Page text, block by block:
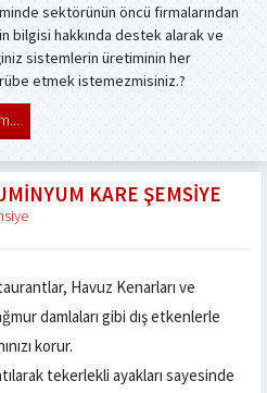
sektörünün öncü firmalarından
bilgisi hakkında destek alarak ve
sistemlerin üretiminin her
etmek istemezmisiniz.?
KARE ŞEMSIYE
Havuz Kenarları ve
damlaları gibi dış etkenlerle
korur.
tekerlekli ayakları sayesinde